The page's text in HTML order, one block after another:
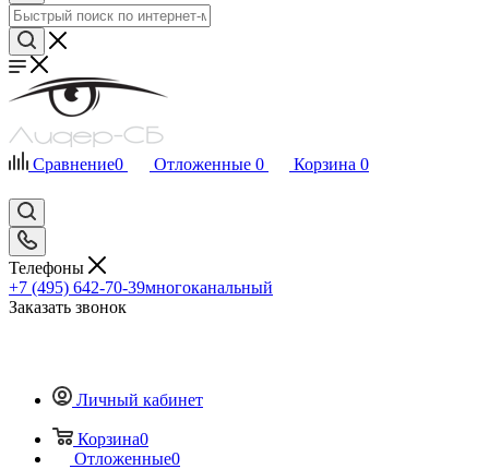
Сравнение0 Отложенные 0 Корзина 0
Телефоны
+7 (495) 642-70-39многоканальный
Заказать звонок
Личный кабинет
Корзина0
Отложенные0